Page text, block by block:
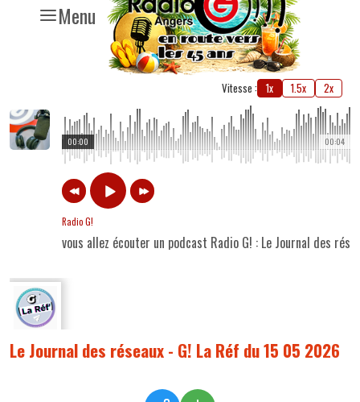
Menu
Vitesse : 1x 1.5x 2x
00:04
00:00
Radio G!
vous allez écouter un podcast Radio G! : Le Journal des
Le Journal des réseaux - G! La Réf du 15 05 2026